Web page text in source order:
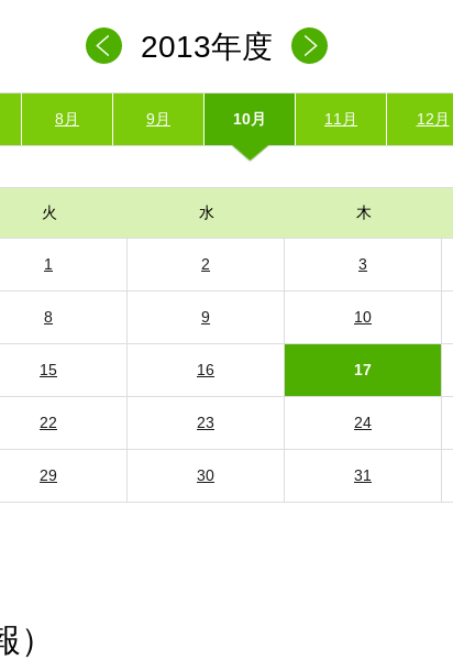
2013年度
8月 9月 10月 11月 12月
火 水 木
1 2 3
8 9 10
15 16 17
22 23 24
29 30 31